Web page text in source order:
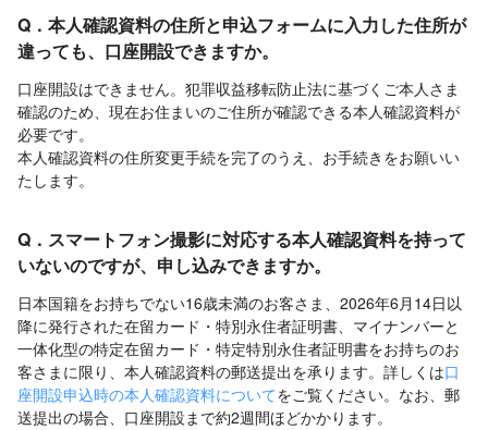
Q．本人確認資料の住所と申込フォームに入力した住所が
違っても、口座開設できますか。
口座開設はできません。犯罪収益移転防止法に基づくご本人さま
確認のため、現在お住まいのご住所が確認できる本人確認資料が
必要です。
本人確認資料の住所変更手続を完了のうえ、お手続きをお願いい
たします。
Q．スマートフォン撮影に対応する本人確認資料を持って
いないのですが、申し込みできますか。
日本国籍をお持ちでない16歳未満のお客さま、2026年6月14日以
降に発行された在留カード・特別永住者証明書、マイナンバーと
一体化型の特定在留カード・特定特別永住者証明書をお持ちのお
客さまに限り、本人確認資料の郵送提出を承ります。詳しくは口
座開設申込時の本人確認資料についてをご覧ください。なお、郵
送提出の場合、口座開設まで約2週間ほどかかります。